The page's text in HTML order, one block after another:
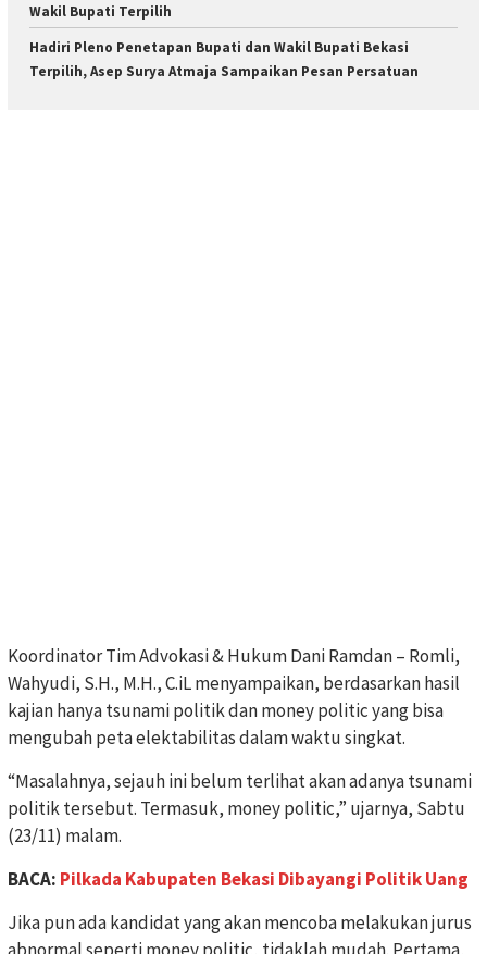
Wakil Bupati Terpilih
Hadiri Pleno Penetapan Bupati dan Wakil Bupati Bekasi
Terpilih, Asep Surya Atmaja Sampaikan Pesan Persatuan
Koordinator Tim Advokasi & Hukum Dani Ramdan – Romli,
Wahyudi, S.H., M.H., C.iL menyampaikan, berdasarkan hasil
kajian hanya tsunami politik dan money politic yang bisa
mengubah peta elektabilitas dalam waktu singkat.
“Masalahnya, sejauh ini belum terlihat akan adanya tsunami
politik tersebut. Termasuk, money politic,” ujarnya, Sabtu
(23/11) malam.
BACA: Pilkada Kabupaten Bekasi Dibayangi Politik Uang
Jika pun ada kandidat yang akan mencoba melakukan jurus